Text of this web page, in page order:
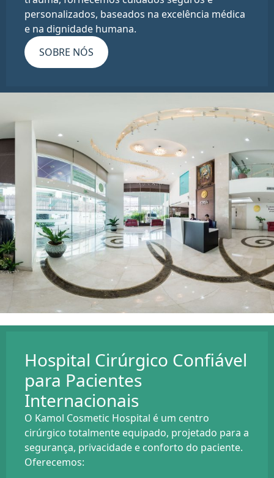
personalizados, baseados na excelência médica
e na dignidade humana.
SOBRE NÓS
Hospital Cirúrgico Confiável
para Pacientes
Internacionais
O Kamol Cosmetic Hospital é um centro
cirúrgico totalmente equipado, projetado para a
segurança, privacidade e conforto do paciente.
Oferecemos: